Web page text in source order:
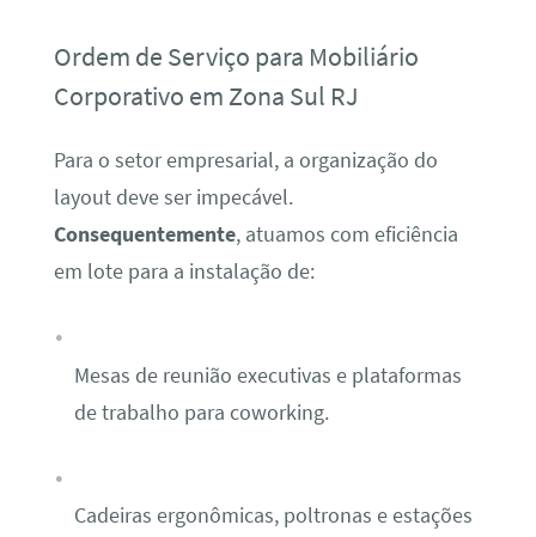
Ordem de Serviço para Mobiliário
Corporativo em Zona Sul RJ
Para o setor empresarial, a organização do
layout deve ser impecável.
Consequentemente, atuamos com eficiência
em lote para a instalação de:
Mesas de reunião executivas e plataformas
de trabalho para coworking.
Cadeiras ergonômicas, poltronas e estações